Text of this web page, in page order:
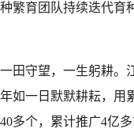
繁育团队持续迭代育
田守望，一生躬耕。
如一日默默耕耘，用
多个，累计推广4亿